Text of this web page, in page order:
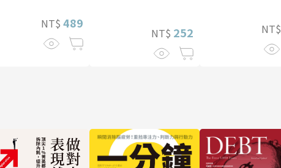
NT$ 489
NT$ 252 NT$